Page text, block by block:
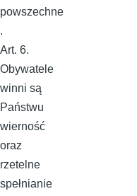
powszechne
.
Art. 6.
Obywatele
winni są
Państwu
wierność
oraz
rzetelne
spełnianie